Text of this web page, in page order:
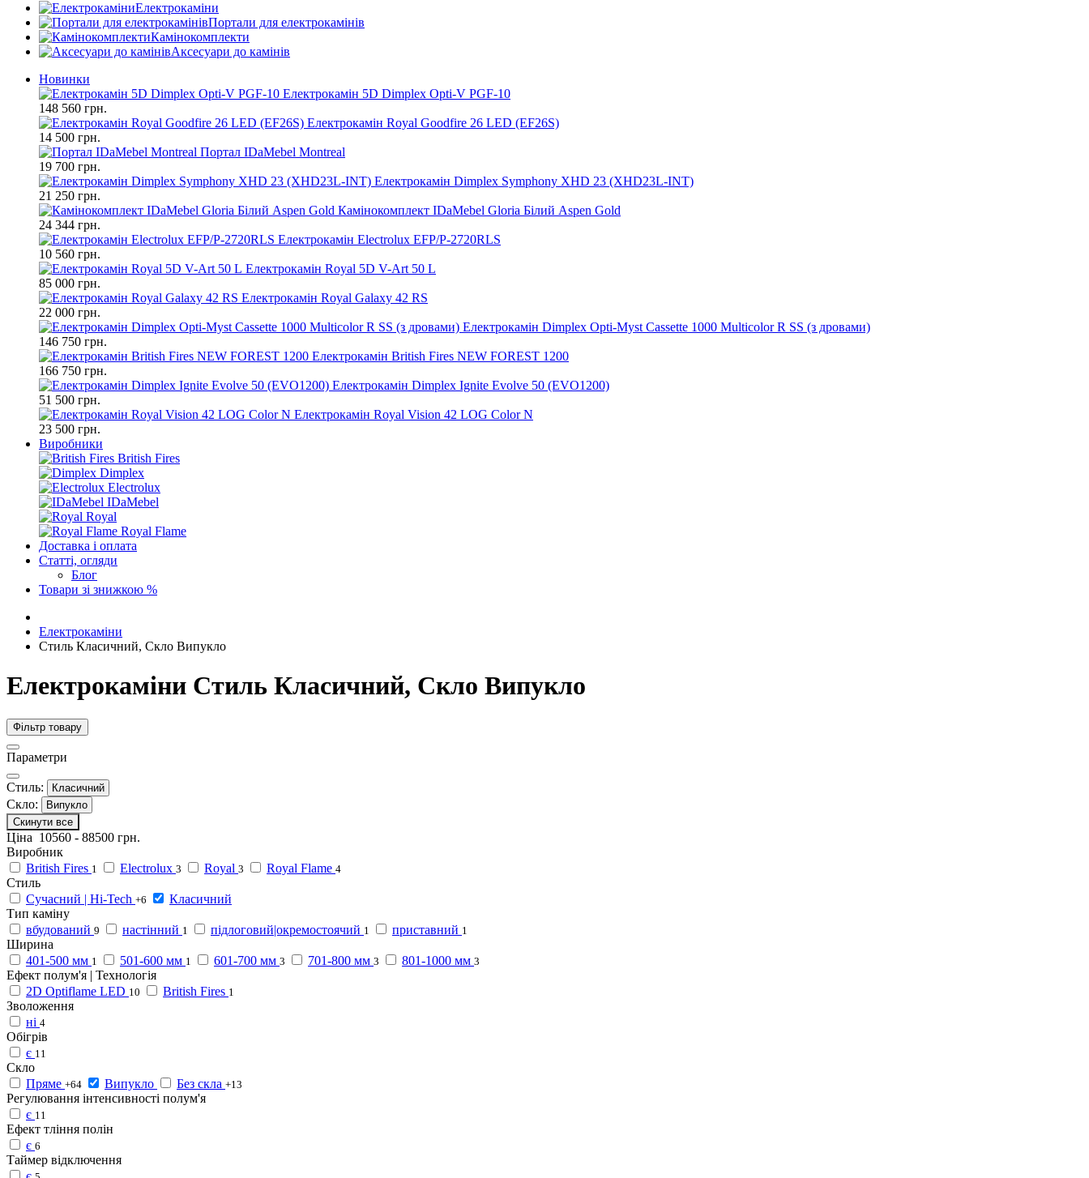
Електрокаміни
Портали для електрокамінів
Камінокомплекти
Аксесуари до камінів
Новинки
Електрокамін 5D Dimplex Opti-V PGF-10
148 560 грн.
Електрокамін Royal Goodfire 26 LED (EF26S)
14 500 грн.
Портал IDaMebel Montreal
19 700 грн.
Електрокамін Dimplex Symphony XHD 23 (XHD23L-INT)
21 250 грн.
Камінокомплект IDaMebel Gloria Білий Aspen Gold
24 344 грн.
Електрокамін Electrolux EFP/P-2720RLS
10 560 грн.
Електрокамін Royal 5D V-Art 50 L
85 000 грн.
Електрокамін Royal Galaxy 42 RS
22 000 грн.
Електрокамін Dimplex Opti-Myst Cassette 1000 Multicolor R SS (з дровами)
146 750 грн.
Електрокамін British Fires NEW FOREST 1200
166 750 грн.
Електрокамін Dimplex Ignite Evolve 50 (EVO1200)
51 500 грн.
Електрокамін Royal Vision 42 LOG Color N
23 500 грн.
Виробники
British Fires
Dimplex
Electrolux
IDaMebel
Royal
Royal Flame
Доставка і оплата
Статті, огляди
Блог
Товари зі знижкою %
Електрокаміни
Стиль Класичний, Скло Випукло
Електрокаміни Стиль Класичний, Скло Випукло
Фільтр товару
Параметри
Стиль: Класичний
Скло:
Випукло
Скинути все
Ціна 10560 - 88500 грн.
Виробник
British Fires 1 Electrolux 3 Royal 3 Royal Flame 4
Стиль
Сучасний | Hi-Tech +6
Класичний
Тип каміну
вбудований 9 настінний 1 підлоговий|окремостоячий 1 приставний 1
Ширина
401-500 мм 1 501-600 мм 1 601-700 мм 3 701-800 мм 3 801-1000 мм 3
Ефект полум'я | Технологія
2D Optiflame LED 10 British Fires 1
Зволоження
ні 4
Обігрів
є 11
Скло
Пряме +64 Випукло Без скла +13
Регулювання інтенсивності полум'я
є 11
Ефект тління полін
є 6
Таймер відключення